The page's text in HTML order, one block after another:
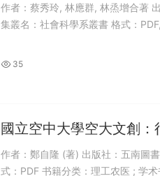
作者：蔡秀玲, 林應群, 林烝增合著 出版年：2025 出版社：國立空中大學 出版地：新北市
35
國立空中大學空大文創
作者：鄭自隆 (著) 出版社：五南圖
式：PDF 书籍分类：理工农医 ; 学